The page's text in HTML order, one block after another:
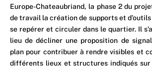
Europe-Chateaubriand, la phase 2 du
de travail la création de supports et
se repérer et circuler dans le quartier. Il
lieu de décliner une proposition de
plan pour contribuer à rendre visibles et
différents lieux et structures indiqués sur